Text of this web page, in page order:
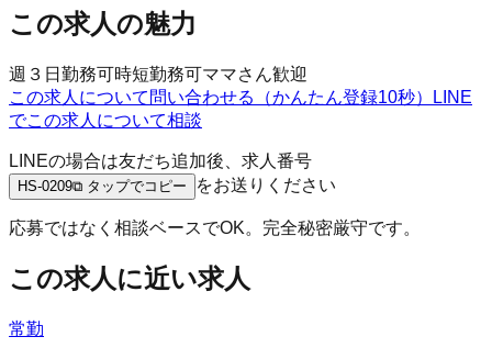
この求人の魅力
週３日勤務可時短勤務可ママさん歓迎
この求人について問い合わせる（かんたん登録10秒）
LINE
でこの求人について相談
LINEの場合は友だち追加後、求人番号
HS-0209⧉ タップでコピー をお送りください
応募ではなく相談ベースでOK。完全秘密厳守です。
この求人に近い求人
常勤